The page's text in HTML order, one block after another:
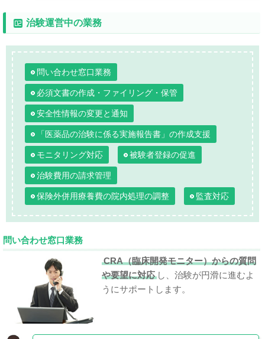
治験運営中の業務
問い合わせ窓口業務
必須文書の作成・ファイリング・保管
安全性情報の変更と通知
「医薬品の治験に係る実施報告書」の作成支援
モニタリング対応 被験者登録の促進
治験費用の請求管理
保険外併用療養費の院内処理の調整 監査対応
問い合わせ窓口業務
CRA（臨床開発モニター）からの質問
や要望に対応し、治験が円滑に進むよ
うにサポートします。